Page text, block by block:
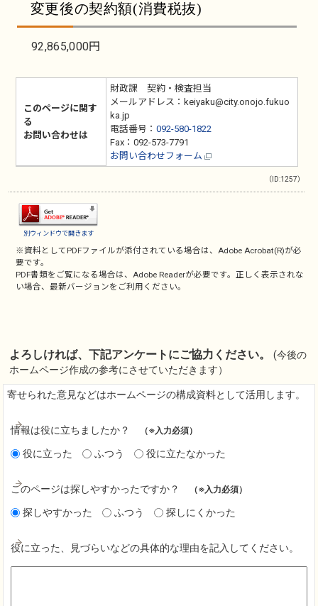
変更後の契約額(消費税抜)
92,865,000円
このページに関す
る
お問い合わせは
財政課 契約・検査担当
メールアドレス：keiyaku@city.onojo.fukuo
ka.jp
電話番号： 092-580-1822
Fax：092-573-7791
お問い合わせフォーム
（ID:1257）
別ウィンドウで開きます
※資料としてPDFファイルが添付されている場合は、 Adobe Acrobat(R)が必
要です。
PDF書類をご覧になる場合は、 Adobe Readerが必要です。正しく表示されな
い場合、最新バージョンをご利用ください。